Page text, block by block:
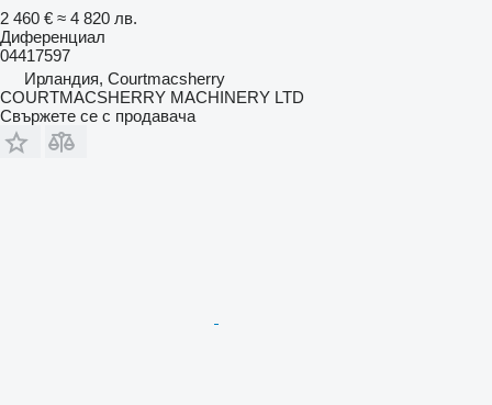
2 460 € ≈ 4 820 лв.
Диференциал
04417597
Ирландия, Courtmacsherry
COURTMACSHERRY MACHINERY LTD
Свържете се с продавача